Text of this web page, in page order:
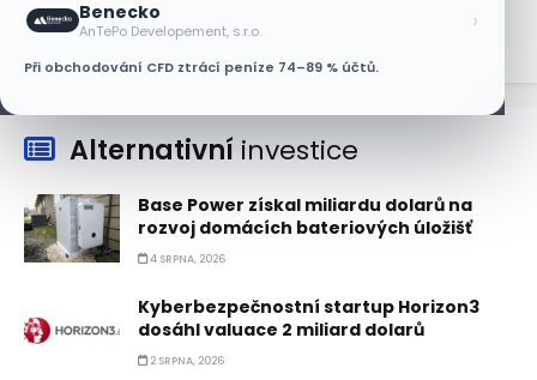
Benecko
AnTePo Developement, s.r.o. ›
Při obchodování CFD ztrácí peníze 74–89 % účtů.
Alternativní investice
Base Power získal miliardu dolarů na
rozvoj domácích bateriových úložišť
4 SRPNA, 2026
Kyberbezpečnostní startup Horizon3
dosáhl valuace 2 miliard dolarů
2 SRPNA, 2026